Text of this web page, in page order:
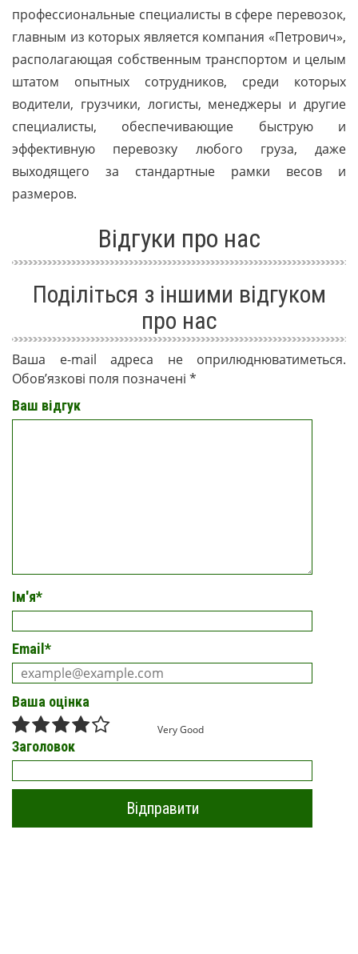
профессиональные специалисты в сфере перевозок,
главным из которых является компания «Петрович»,
располагающая собственным транспортом и целым
штатом опытных сотрудников, среди которых
водители, грузчики, логисты, менеджеры и другие
специалисты, обеспечивающие быструю и
эффективную перевозку любого груза, даже
выходящего за стандартные рамки весов и
размеров.
Відгуки про нас
Поділіться з іншими відгуком
про нас
Ваша e-mail адреса не оприлюднюватиметься.
Обов’язкові поля позначені *
Ваш відгук
Ім'я*
Email*
Ваша оцінка
Very Good
Заголовок